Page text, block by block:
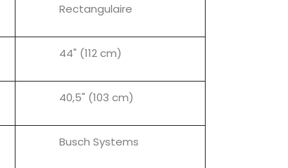
Rectangulaire
44" (112 cm)
40,5" (103 cm)
Busch Systems